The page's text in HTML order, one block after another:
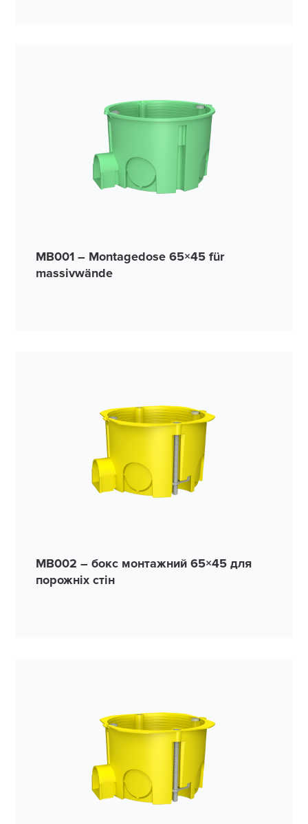
MB001 – Montagedose 65×45 für
massivwände
MB002 – бокс монтажний 65×45 для
порожніх стін